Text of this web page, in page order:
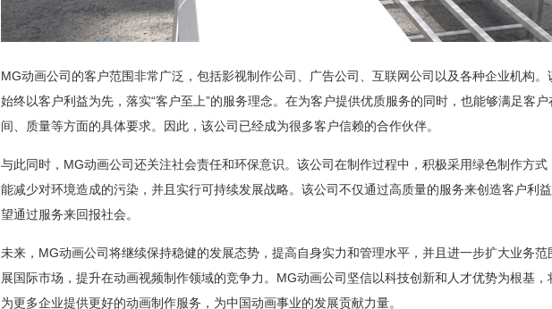
MG动画公司的客户范围非常广泛，包括影视制作公司、广告公司、互联网公司以及各种企业机构。
始终以客户利益为先，落实“客户至上”的服务理念。在为客户提供优质服务的同时，也能够满足客户
间、质量等方面的具体要求。因此，该公司已经成为很多客户信赖的合作伙伴。
与此同时，MG动画公司还关注社会责任和环保意识。该公司在制作过程中，积极采用绿色制作方式
能减少对环境造成的污染，并且实行可持续发展战略。该公司不仅通过高质量的服务来创造客户利
望通过服务来回报社会。
未来，MG动画公司将继续保持稳健的发展态势，提高自身实力和管理水平，并且进一步扩大业务范
展国际市场，提升在动画视频制作领域的竞争力。MG动画公司坚信以科技创新和人才优势为根基，
为更多企业提供更好的动画制作服务，为中国动画事业的发展贡献力量。